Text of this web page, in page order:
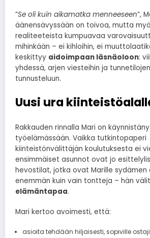
”Se oli kuin aikamatka menneeseen”,
äänensävyssään on toivoa, mutta
realiteeteista kumpuavaa
mihinkään – ei kihloihin, ei
keskittyy aidoimpaan läsnäoloon:
yhdessä, arjen viesteihin ja
tunnusteluun.
Uusi ura
Rakkauden rinnalla Mari on
työelämässään. Vaikka tutkintopaperi
kiinteistönvälittäjän koulutuksesta ei
ensimmäiset asunnot ovat jo
hevostilat, jotka ovat Marille sydämen
enemmän kuin vain tontteja – hän
elämäntapaa.
Mari kertoo avoimesti, että:
asioita tehdään hiljaisesti, sopiville